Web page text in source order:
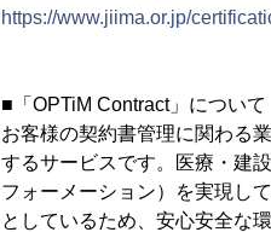
https://www.jiima.or.jp/
■「OPTiM Contract」について
お客様の契約書管理に関わる
するサービスです。医療・建
フォーメーション）を実現し
としているため、安心安全な